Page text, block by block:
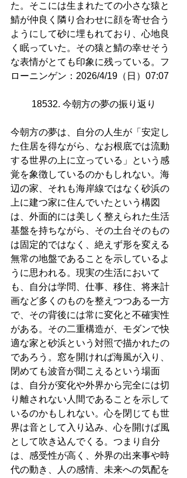
た。そこには生まれたての小さな猿と
鯖が仲良く隣り合わせに顔を寄せ合う
ようにして砂に埋もれており、心地良
く眠っていた。その猿と鯖の幸せそう
な表情がとても印象に残っている。フ
ローニンゲン：2026/4/19（日）07:07
18532. 今朝方の夢の振り返り
今朝方の夢は、自分の人生が「安定し
た住居を得ながら、なお根底では流動
する世界の上に立っている」という感
覚を象徴しているのかもしれない。海
辺の家、それも海岸線ではなく砂浜の
上に建つ家に住んでいたという構図
は、外面的には美しく整えられた生活
基盤を持ちながら、その土台そのもの
は固定的ではなく、絶えず形を変える
無常の地盤であることを示しているよ
うに思われる。現実の生活において
も、自分は学問、仕事、移住、将来計
画など多くのものを整えつつある一方
で、その背後には常に変化と不確実性
がある。その二重構造が、モダンで快
適な家と砂浜という対照で描かれたの
であろう。窓を開ければ海風が入り、
閉めても波音が聞こえるという場面
は、自分が変化や外界から完全には切
り離されない人間であることを示して
いるのかもしれない。心を閉じても世
界は音として入り込み、心を開けば風
として吹き込んでくる。つまり自分
は、感受性が高く、外界の出来事や時
代の動き、人の感情、未来への気配を